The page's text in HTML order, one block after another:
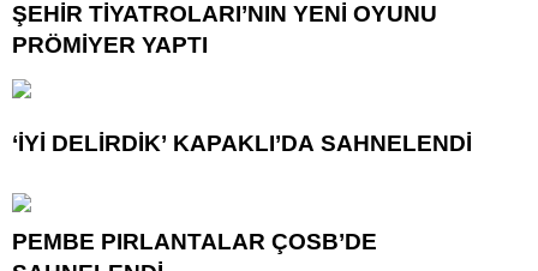
ŞEHİR TİYATROLARI’NIN YENİ OYUNU
PRÖMİYER YAPTI
‘İYİ DELİRDİK’ KAPAKLI’DA SAHNELENDİ
PEMBE PIRLANTALAR ÇOSB’DE